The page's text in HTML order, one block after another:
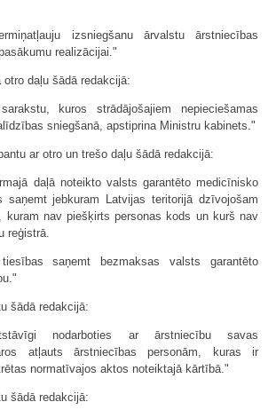
izsniegšanu ārvalstu ārstniecības
realizācijai."
daļu šādā redakcijā:
kuros strādājošajiem nepieciešamas
sniegšanā, apstiprina Ministru kabinets."
ar otro un trešo daļu šādā redakcijā:
daļā noteikto valsts garantēto medicīnisko
jebkuram Latvijas teritorijā dzīvojošam
kuram nav piešķirts personas kods un kurš nav
reģistrā.
saņemt bezmaksas valsts garantēto
šādā redakcijā:
nodarboties ar ārstniecību savas
atļauts ārstniecības personām, kuras ir
normatīvajos aktos noteiktajā kārtībā."
šādā redakcijā: